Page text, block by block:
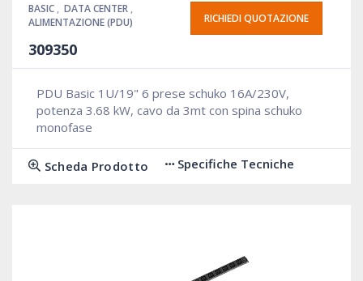
BASIC , DATA CENTER ,
ALIMENTAZIONE (PDU)
309350
RICHIEDI QUOTAZIONE
PDU Basic 1U/19" 6 prese schuko 16A/230V,
potenza 3.68 kW, cavo da 3mt con spina schuko
monofase
Scheda Prodotto Specifiche Tecniche